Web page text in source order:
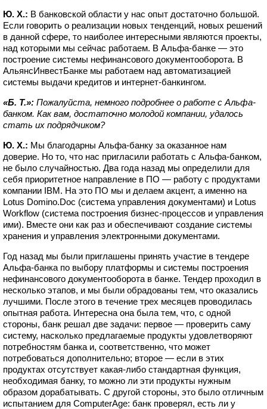
Ю. Х.: В банковской области у нас опыт достаточно большой.
Если говорить о реализации новых тенденций, новых решений
в данной сфере, то наиболее интересными являются проекты,
над которыми мы сейчас работаем. В Альфа-банке — это
построение системы нефинансового документооборота. В
АльянсИнвестБанке мы работаем над автоматизацией
системы выдачи кредитов и интернет-банкингом.
«Б. Т.»: Пожалуйста, немного подробнее о работе с Альфа-
банком. Как вам, достаточно молодой компании, удалось
стать их подрядчиком?
Ю. Х.: Мы благодарны Альфа-банку за оказанное нам
доверие. Но то, что нас пригласили работать с Альфа-банком,
не было случайностью. Два года назад мы определили для
себя приоритетное направление в ПО — работу с продуктами
компании IBM. На это ПО мы и делаем акцент, а именно на
Lotus Domino.Doc (система управления документами) и Lotus
Workflow (система построения бизнес-процессов и управления
ими). Вместе они как раз и обеспечивают создание системы
хранения и управления электронными документами.
Год назад мы были приглашены принять участие в тендере
Альфа-банка по выбору платформы и системы построения
нефинансового документооборота в банке. Тендер проходил в
несколько этапов, и мы были обрадованы тем, что оказались
лучшими. После этого в течение трех месяцев проводилась
опытная работа. Интересна она была тем, что, с одной
стороны, банк решал две задачи: первое — проверить саму
систему, насколько предлагаемые продукты удовлетворяют
потребностям банка и, соответственно, что может
потребоваться дополнительно; второе — если в этих
продуктах отсутствует какая-либо стандартная функция,
необходимая банку, то можно ли эти продукты нужным
образом дорабатывать. С другой стороны, это было отличным
испытанием для ComputerAge: банк проверял, есть ли у